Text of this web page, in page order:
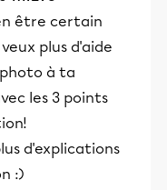
être certain
plus d'aide
à ta
les 3 points
d'explications
:)